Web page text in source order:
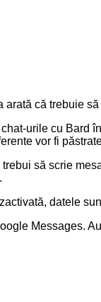
că trebuie
urile cu Bard
vor fi
să scrie
datele
Messages.